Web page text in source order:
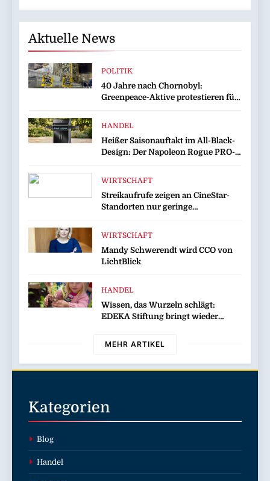
Aktuelle News
POLITIK
40 Jahre nach Chornobyl:
Greenpeace-Aktive protestieren für
Greenpeace-Report dokumentiert
Folgen des russischen
Drohnenangriffs
HANDEL
Heißer Saisonauftakt im All-Black-
Design: Der Napoleon Rogue PRO-S
WIRTSCHAFT
Streikaufrufe zeigen an CineStar-
Standorten nur geringe
WIRTSCHAFT
Mandy Schwerendt wird CCO von
LichtBlick
HANDEL
Wissen, das Wurzeln schlägt:
EDEKA Stiftung bringt wieder
MEHR ARTIKEL
Kategorien
Blog
Handel